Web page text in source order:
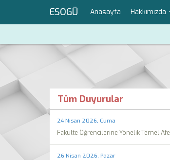
ESOGÜ Anasayfa Hakkımızda
Tüm Duyurular
24 Nisan 2026, Cuma
Fakülte Öğrencilerine Yönelik Temel
26 Nisan 2026, Pazar